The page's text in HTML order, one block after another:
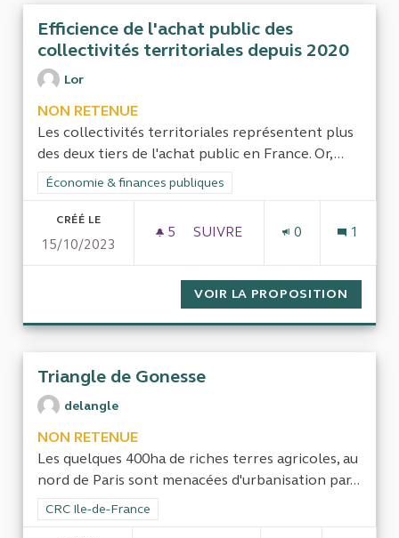
Efficience de l'achat public des
collectivités territoriales depuis 2020
Lor
NON RETENUE
Les collectivités territoriales représentent plus
des deux tiers de l'achat public en France. Or,...
Filtrer les résultats de la catégorie : Économie & finances
Économie & finances publiques
CRÉÉ LE
15/10/2023
5 5 ABONNÉS
SUIVRE
0 1
VOIR LA PROPOSITION
Triangle de Gonesse
delangle
NON RETENUE
Les quelques 400ha de riches terres agricoles, au
nord de Paris sont menacées d'urbanisation par...
Filtrer les résultats de la catégorie : CRC Ile-de-France
CRC Ile-de-France